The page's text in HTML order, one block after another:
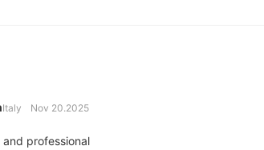
Italy Nov 20.2025
and professional